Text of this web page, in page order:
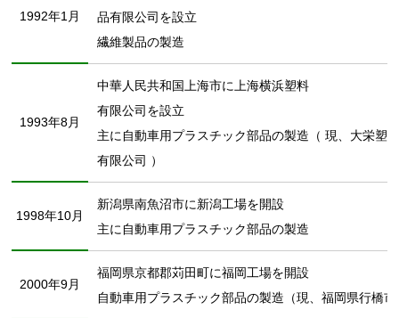
1992年1月
品有限公司を設立
繊維製品の製造
1993年8月
中華人民共和国上海市に上海横浜塑料
有限公司を設立
主に自動車用プラスチック部品の製造（ 現、大栄塑
有限公司 ）
1998年10月
新潟県南魚沼市に新潟工場を開設
主に自動車用プラスチック部品の製造
2000年9月
福岡県京都郡苅田町に福岡工場を開設
自動車用プラスチック部品の製造（現、福岡県行橋